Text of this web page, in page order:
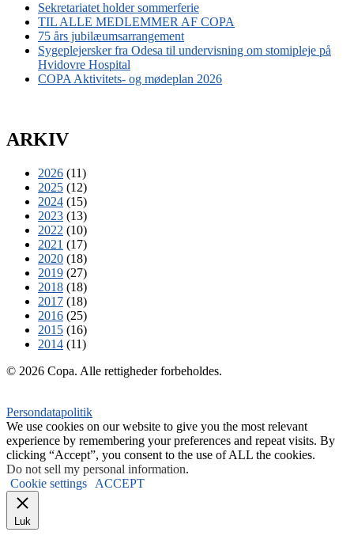
Sekretariatet holder sommerferie
TIL ALLE MEDLEMMER AF COPA
75 års jubilæumsarrangement
Sygeplejersker fra Odesa til undervisning om stomipleje på
Hvidovre Hospital
COPA Aktivitets- og mødeplan 2026
ARKIV
2026 (11)
2025 (12)
2024 (15)
2023 (13)
2022 (10)
2021 (17)
2020 (18)
2019 (27)
2018 (18)
2017 (18)
2016 (25)
2015 (16)
2014 (11)
© 2026 Copa. Alle rettigheder forbeholdes.
Persondatapolitik
We use cookies on our website to give you the most relevant
experience by remembering your preferences and repeat visits. By
clicking “Accept”, you consent to the use of ALL the cookies.
Do not sell my personal information.
Cookie settings
ACCEPT
Luk